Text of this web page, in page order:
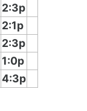
2:3p
2:1p
2:3p
1:0p
4:3p